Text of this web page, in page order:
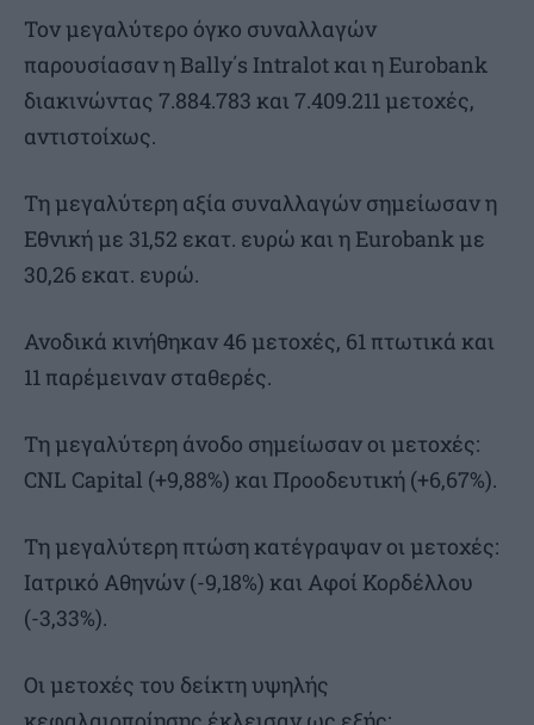
Τον μεγαλύτερο όγκο συναλλαγών
παρουσίασαν η Bally΄s Intralot και η Eurobank
διακινώντας 7.884.783 και 7.409.211 μετοχές,
αντιστοίχως.
Τη μεγαλύτερη αξία συναλλαγών σημείωσαν η
Εθνική με 31,52 εκατ. ευρώ και η Eurobank με
30,26 εκατ. ευρώ.
Ανοδικά κινήθηκαν 46 μετοχές, 61 πτωτικά και
11 παρέμειναν σταθερές.
Τη μεγαλύτερη άνοδο σημείωσαν οι μετοχές:
CNL Capital (+9,88%) και Προοδευτική (+6,67%).
Τη μεγαλύτερη πτώση κατέγραψαν οι μετοχές:
Ιατρικό Αθηνών (-9,18%) και Αφοί Κορδέλλου
(-3,33%).
Οι μετοχές του δείκτη υψηλής